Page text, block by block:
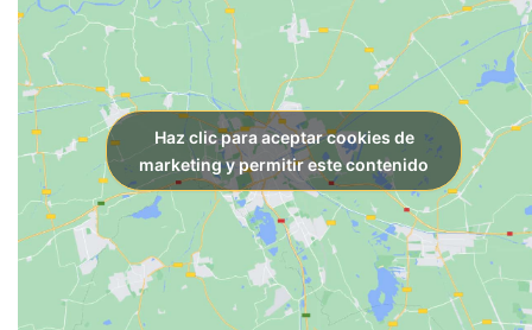
Haz clic para aceptar cookies de
marketing y permitir este contenido